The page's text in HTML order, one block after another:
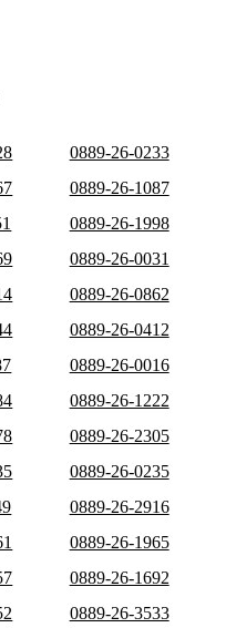
0889-26-0233
0889-26-1087
0889-26-1998
0889-26-0031
0889-26-0862
0889-26-0412
0889-26-0016
0889-26-1222
0889-26-2305
0889-26-0235
0889-26-2916
0889-26-1965
0889-26-1692
0889-26-3533